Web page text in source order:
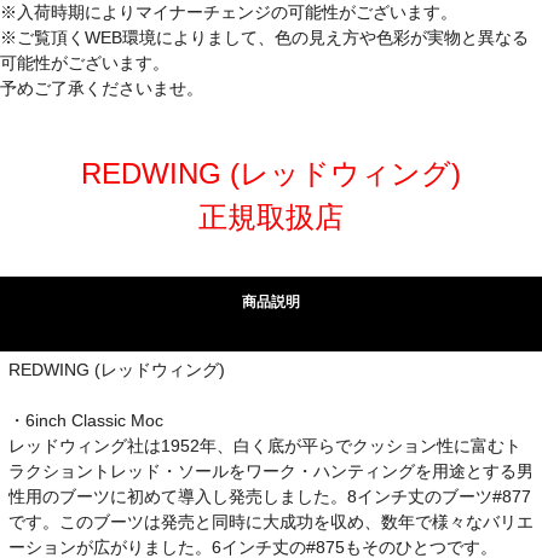
※入荷時期によりマイナーチェンジの可能性がございます。
※ご覧頂くWEB環境によりまして、色の見え方や色彩が実物と異なる
可能性がございます。
予めご了承くださいませ。
REDWING (レッドウィング)
正規取扱店
商品説明
REDWING (レッドウィング)
・6inch Classic Moc
レッドウィング社は1952年、白く底が平らでクッション性に富むト
ラクショントレッド・ソールをワーク・ハンティングを用途とする男
性用のブーツに初めて導入し発売しました。8インチ丈のブーツ#877
です。このブーツは発売と同時に大成功を収め、数年で様々なバリエ
ーションが広がりました。6インチ丈の#875もそのひとつです。